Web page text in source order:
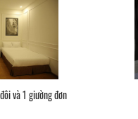
và 1 giường đơn